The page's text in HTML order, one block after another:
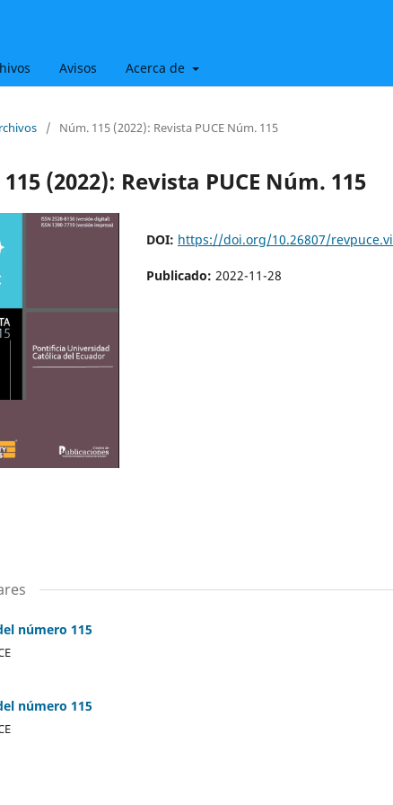
Avisos Acerca de
/ Núm. 115 (2022): Revista PUCE Núm. 115
(2022): Revista PUCE Núm. 115
DOI: https://doi.org/10.26807/revpuce.vi
Publicado: 2022-11-28
número 115
número 115